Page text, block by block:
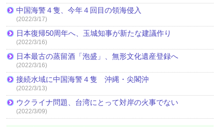
中国海警４隻、今年４回目の領海侵入
(2022/3/17)
日本復帰50周年へ、玉城知事が新たな建議作り
(2022/3/16)
日本最古の蒸留酒「泡盛」、無形文化遺産登録へ
(2022/3/16)
接続水域に中国海警４隻 沖縄・尖閣沖
(2022/3/13)
ウクライナ問題、台湾にとって対岸の火事でない
(2022/3/09)